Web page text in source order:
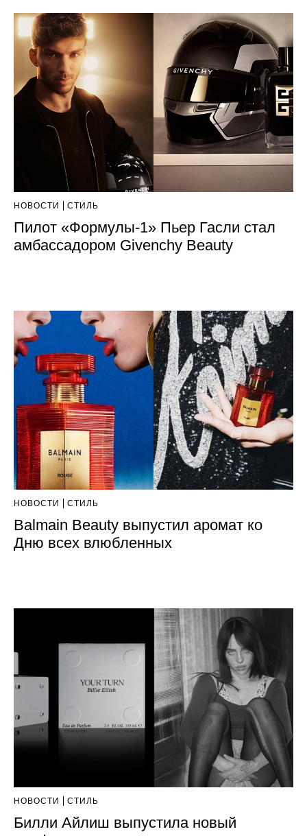
НОВОСТИ СТИЛЬ
Пилот «Формулы-1» Пьер Гасли стал
амбассадором Givenchy Beauty
НОВОСТИ СТИЛЬ
Balmain Beauty выпустил аромат ко
Дню всех влюбленных
НОВОСТИ СТИЛЬ
Билли Айлиш выпустила новый